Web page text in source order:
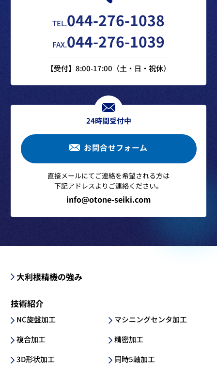
TEL.044-276-1038
FAX.044-276-1039
【受付】8:00-17:00（土・日・祝休）
24時間受付中
お問合せフォーム
直接メールにてご連絡を希望される方は
下記アドレスよりご連絡ください。
info@otone-seiki.com
大利根精機の強み
技術紹介
NC旋盤加工
マシニングセンタ加工
複合加工
精密加工
3D形状加工
同時5軸加工